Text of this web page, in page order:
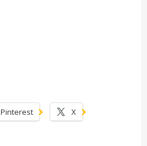
Pinterest X